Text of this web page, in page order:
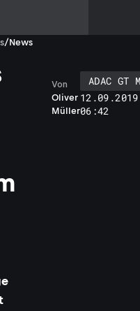
/News
Oliver
Müller
Von
ADAC GT
06:42